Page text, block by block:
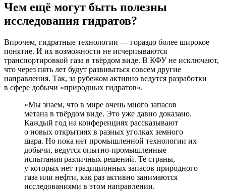
Чем ещё могут быть полезны
исследования гидратов?
Впрочем, гидратные технологии ― гораздо более широкое
понятие. И их возможности не исчерпываются
транспортировкой газа в твёрдом виде. В КФУ не исключают,
что через пять лет будут развиваться совсем другие
направления. Так, за рубежом активно ведутся разработки
в сфере добычи «природных гидратов».
«Мы знаем, что в мире очень много запасов
метана в твёрдом виде. Это уже давно доказано.
Каждый год на конференциях рассказывают
о новых открытиях в разных уголках земного
шара. Но пока нет промышленной технологии их
добычи, ведутся опытно-­промышленные
испытания различных решений. Те страны,
у которых нет традиционных запасов природного
газа или нефти, как раз активно занимаются
исследованиями в этом направлении.